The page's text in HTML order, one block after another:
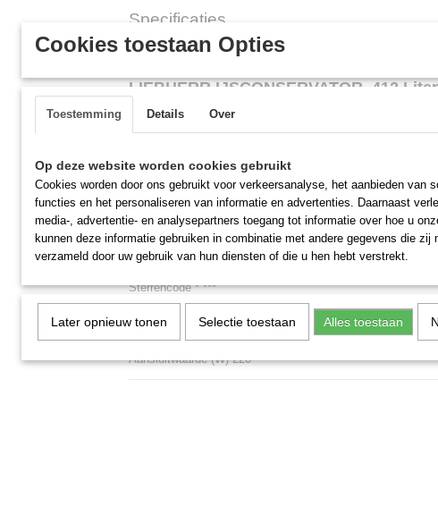
Specificaties
Productcode
Omschrijving
LIEBHERR IJSCONSERVATOR 412
Kleur Wit
Kleur deur Wit
Soort schuifdeksel glasvlak
Energieverbruik per jaar (kWh) 730
Energiekosten per jaar (€) 180,31
Bruto inhoud totaal (liter) 512
Sterrencode * ***
Geschikt voor omgevingstemperatuur SN (10-32°C)
Spanning (V) 220/240
Aansluitwaarde (A) 1
Aansluitwaarde (W) 220
Cookies toestaan Opties
Toestemming Details Over
Op deze website worden cookies gebruikt
Cookies worden door ons gebruikt voor verkeersanalyse, het aanbieden van
functies en het personaliseren van informatie en advertenties. Daarnaast
media-, advertentie- en analysepartners toegang tot informatie over hoe u
kunnen deze informatie gebruiken in combinatie met andere gegevens die zij
verzameld door uw gebruik van hun diensten of die u hen hebt verstrekt.
Later opnieuw tonen Selectie toestaan Alles toestaan